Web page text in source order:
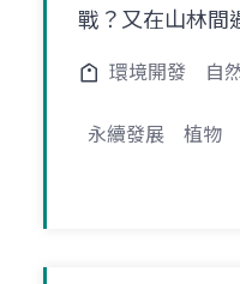
戰？又在山林間
環境開發 自
永續發展 植物